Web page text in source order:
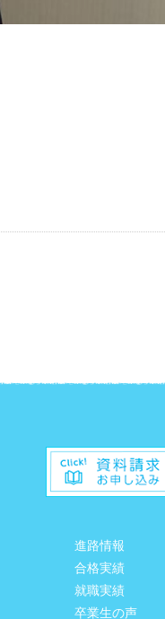
進路情報
合格実績
就職実績
卒業生の声